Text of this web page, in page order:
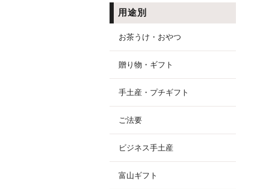
用途別
お茶うけ・おやつ
贈り物・ギフト
手土産・プチギフト
ご法要
ビジネス手土産
富山ギフト